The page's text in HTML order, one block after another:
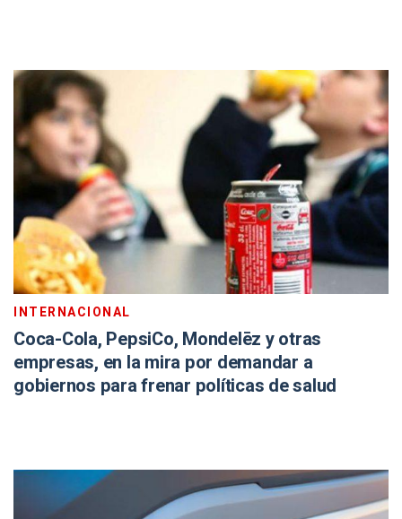
INTERNACIONAL
Coca-Cola, PepsiCo, Mondelēz y otras
empresas, en la mira por demandar a
gobiernos para frenar políticas de salud